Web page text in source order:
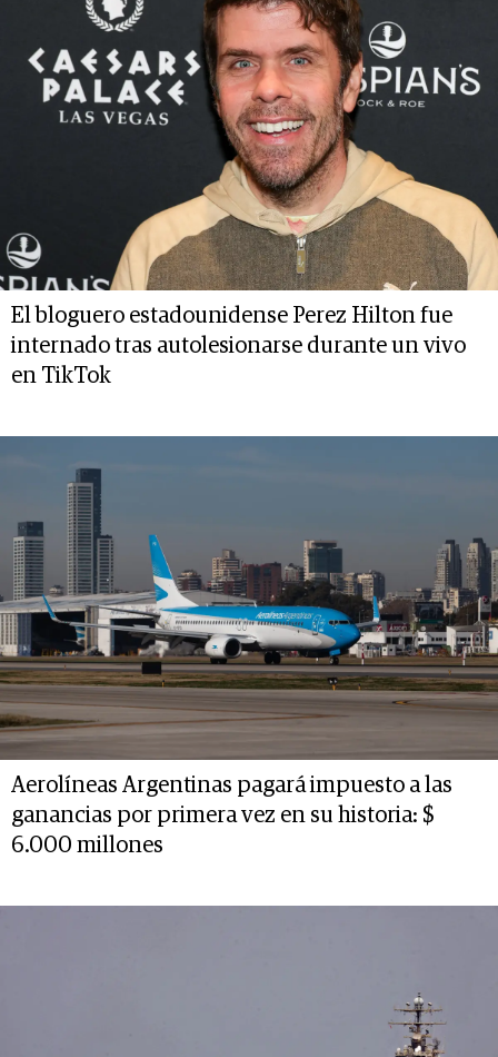
El bloguero estadounidense Perez Hilton fue
internado tras autolesionarse durante un vivo
en TikTok
Aerolíneas Argentinas pagará impuesto a las
ganancias por primera vez en su historia: $
6.000 millones